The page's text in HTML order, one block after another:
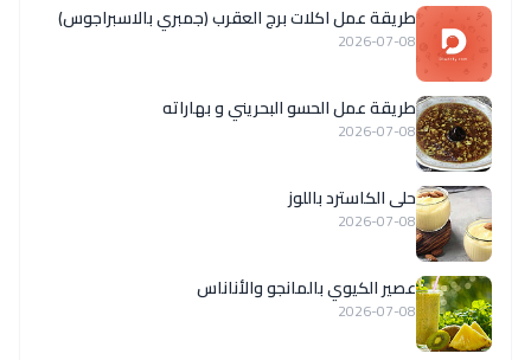
طريقة عمل اكلات برج العقرب (جمبري بالاسبراجوس)
2026-07-08
طريقة عمل الحسو البحريني و بهاراته
2026-07-08
حلى الكاسترد باللوز
2026-07-08
عصير الكيوي بالمانجو والأناناس
2026-07-08